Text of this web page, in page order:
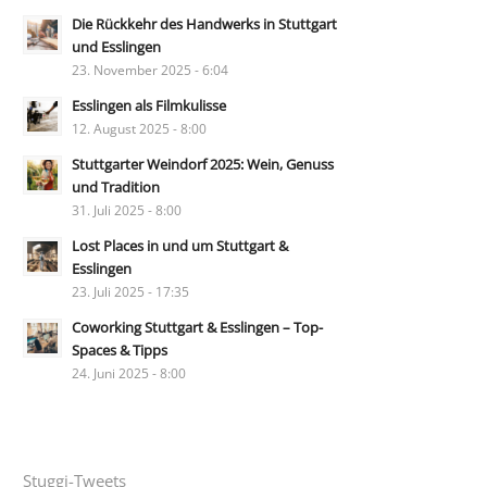
Die Rückkehr des Handwerks in Stuttgart
und Esslingen
23. November 2025 - 6:04
Esslingen als Filmkulisse
12. August 2025 - 8:00
Stuttgarter Weindorf 2025: Wein, Genuss
und Tradition
31. Juli 2025 - 8:00
Lost Places in und um Stuttgart &
Esslingen
23. Juli 2025 - 17:35
Coworking Stuttgart & Esslingen – Top-
Spaces & Tipps
24. Juni 2025 - 8:00
Stuggi-Tweets